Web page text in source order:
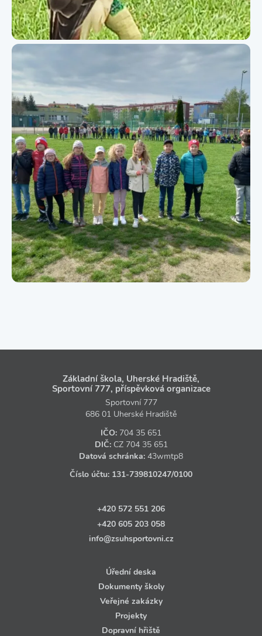
Základní škola, Uherské Hradiště,
Sportovní 777, příspěvková organizace
Sportovní 777
686 01 Uherské Hradiště
IČO: 704 35 651
DIČ: CZ 704 35 651
Datová schránka: 43wmtp8
Číslo účtu: 131‑739810247/0100
+420 572 551 206
+420 605 203 058
info@zsuhsportovni.cz
Úřední deska
Dokumenty školy
Veřejné zakázky
Projekty
Dopravní hřiště